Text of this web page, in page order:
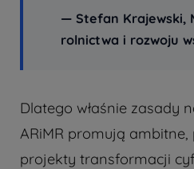
— Stefan Krajewski,
rolnictwa i rozwoju
Dlatego właśnie zasady
ARiMR promują
projekty transformacji